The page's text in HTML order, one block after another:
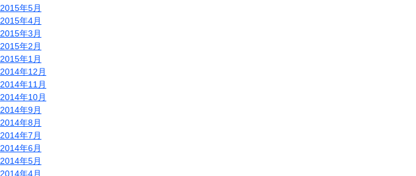
2015年5月
2015年4月
2015年3月
2015年2月
2015年1月
2014年12月
2014年11月
2014年10月
2014年9月
2014年8月
2014年7月
2014年6月
2014年5月
2014年4月